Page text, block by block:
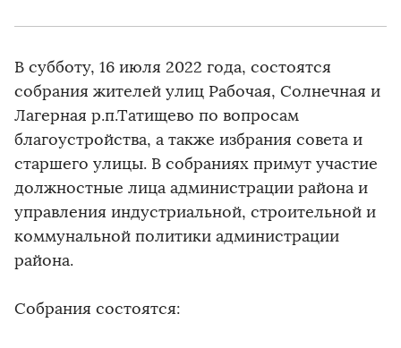
В субботу, 16 июля 2022 года, состоятся
собрания жителей улиц Рабочая, Солнечная и
Лагерная р.п.Татищево по вопросам
благоустройства, а также избрания совета и
старшего улицы. В собраниях примут участие
должностные лица администрации района и
управления индустриальной, строительной и
коммунальной политики администрации
района.
Собрания состоятся: